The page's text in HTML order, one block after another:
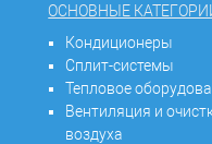
ОСНОВНЫЕ
Кондиционеры
Сплит-системы
Тепловое
Вентиляция и
воздуха